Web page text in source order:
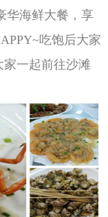
海鲜大餐，享
吃饱后大家
一起前往沙滩